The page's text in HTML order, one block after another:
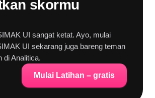
skormu
UI sangat ketat. Ayo, mulai
UI sekarang juga bareng teman
di Analitica.
Mulai Latihan – gratis